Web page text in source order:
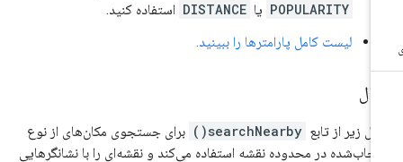
POPULARITY یا DISTANCE استفاده کنید.
لیست کامل پارامترها را ببینید.
زیر از تابع searchNearby()
برای جستجوی مکان‌های از نوع
در محدوده نقشه استفاده می‌کند و نقشه‌ای را با نشانگرهایی